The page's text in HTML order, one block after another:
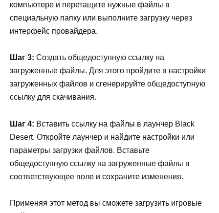
компьютере и перетащите нужные файлы в
специальную папку или выполните загрузку через
интерфейс провайдера.
Шаг 3: Создать общедоступную ссылку на
загруженные файлы. Для этого пройдите в настройки
загруженных файлов и сгенерируйте общедоступную
ссылку для скачивания.
Шаг 4: Вставить ссылку на файлы в лаунчер Black
Desert. Откройте лаунчер и найдите настройки или
параметры загрузки файлов. Вставьте
общедоступную ссылку на загруженные файлы в
соответствующее поле и сохраните изменения.
Применяя этот метод вы сможете загрузить игровые